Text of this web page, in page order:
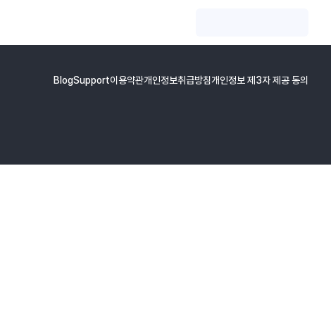
BlogSupport이용약관개인정보취급방침개인정보 제3자 제공 동의